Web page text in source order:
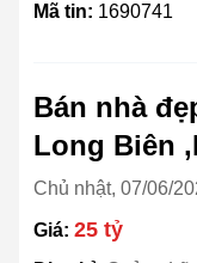
Mã tin: 1690741
Bán nhà
Long Biên
Chủ nhật, 07/06/
Giá: 25 tỷ